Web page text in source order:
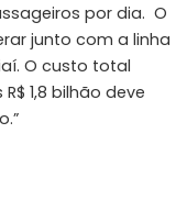
por dia. O
junto com a linha
O custo total
1,8 bilhão deve